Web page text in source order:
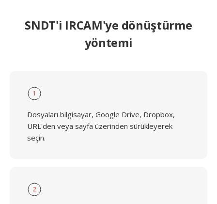
SNDT'i IRCAM'ye dönüştürme
yöntemi
1
Dosyaları bilgisayar, Google Drive, Dropbox,
URL'den veya sayfa üzerinden sürükleyerek
seçin.
2